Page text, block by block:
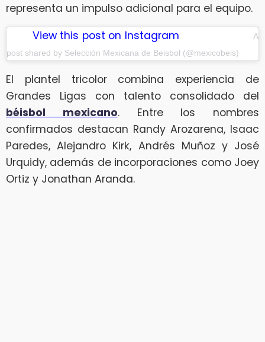
representa un impulso adicional para el equipo.
View this post on Instagram
A
post shared by Selección Mexicana de Beisbol (@mexicobeis)
El plantel tricolor combina experiencia de
Grandes Ligas con talento consolidado del
béisbol mexicano. Entre los nombres
confirmados destacan Randy Arozarena, Isaac
Paredes, Alejandro Kirk, Andrés Muñoz y José
Urquidy, además de incorporaciones como Joey
Ortiz y Jonathan Aranda.